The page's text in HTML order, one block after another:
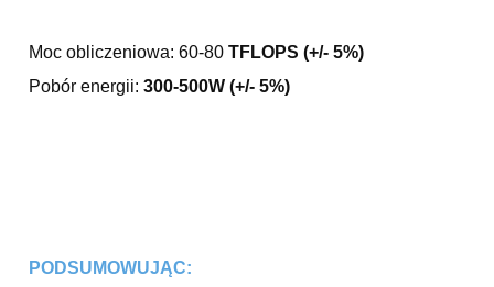
Moc obliczeniowa: 60-80 TFLOPS (+/- 5%)
Pobór energii: 300-500W (+/- 5%)
PODSUMOWUJĄC: